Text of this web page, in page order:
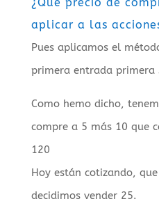
aplicar a las
Pues aplicamos el
primera entrada primera
Como hemo dicho,
compre a 5 más 10 que
120
Hoy están cotizando,
decidimos vender 25.